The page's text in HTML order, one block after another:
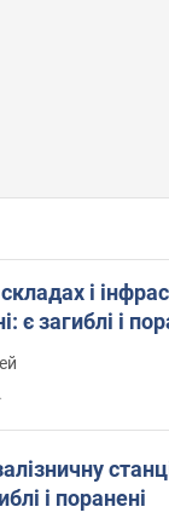
і
є загиблі і
і поранені